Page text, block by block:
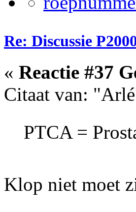
Re: Discussie
« Reactie #37
Citaat van:
PTCA =
Klop niet moet